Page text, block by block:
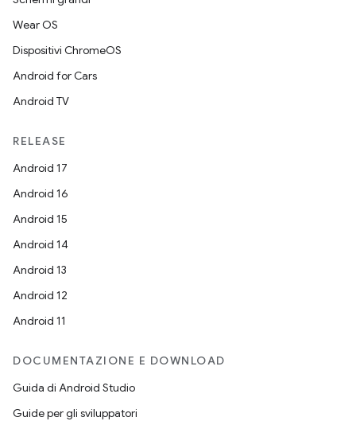
Wear OS
Dispositivi ChromeOS
Android for Cars
Android TV
RELEASE
Android 17
Android 16
Android 15
Android 14
Android 13
Android 12
Android 11
DOCUMENTAZIONE E DOWNLOAD
Guida di Android Studio
Guide per gli sviluppatori